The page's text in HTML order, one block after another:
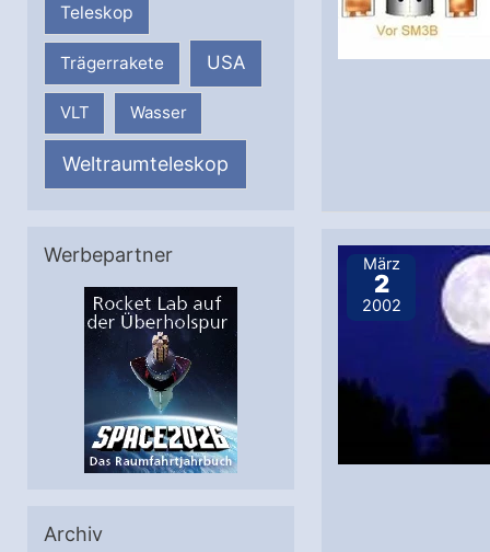
Teleskop
Trägerrakete USA
VLT Wasser
Weltraumteleskop
Werbepartner
Archiv
März
2
2002